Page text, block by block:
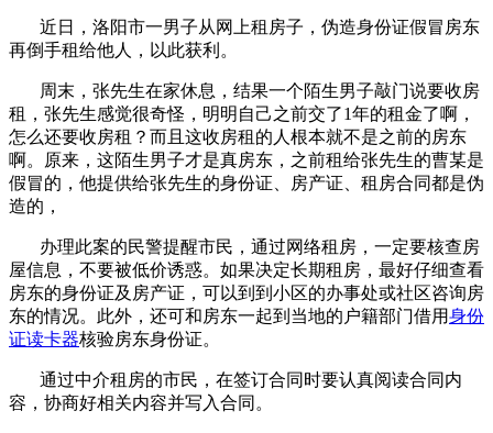
近日，洛阳市一男子从网上租房子，伪造身份证假冒房东
再倒手租给他人，以此获利。
周末，张先生在家休息，结果一个陌生男子敲门说要收房
租，张先生感觉很奇怪，明明自己之前交了1年的租金了啊，
怎么还要收房租？而且这收房租的人根本就不是之前的房东
啊。原来，这陌生男子才是真房东，之前租给张先生的曹某是
假冒的，他提供给张先生的身份证、房产证、租房合同都是伪
造的，
办理此案的民警提醒市民，通过网络租房，一定要核查房
屋信息，不要被低价诱惑。如果决定长期租房，最好仔细查看
房东的身份证及房产证，可以到到小区的办事处或社区咨询房
东的情况。此外，还可和房东一起到当地的户籍部门借用身份
证读卡器核验房东身份证。
通过中介租房的市民，在签订合同时要认真阅读合同内
容，协商好相关内容并写入合同。